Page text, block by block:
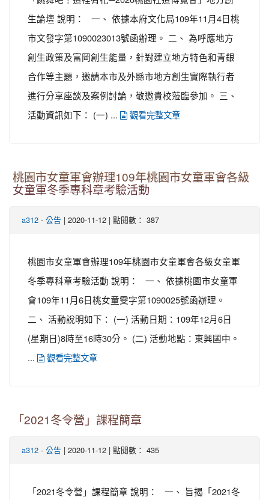
生論壇 說明： 一、 依據本府文化局109年11月4日桃
市文發字第1090023013號函辦理。 二、 為呼應地方
創生政策及富岡創生能量，針對建立地方特色和青銀
合作等主題，邀請本市及外縣市地方創生實際執行者
進行分享座談及案例討論，敬邀貴校蒞臨參加。 三、
活動資訊如下： (一) ...
觀看完整文章
桃園市女童軍會辦理109年桃園市女童軍會各級
女童軍冬季專科章考驗活動
a312 - 公告 | 2020-11-12 | 點閱數： 387
桃園市女童軍會辦理109年桃園市女童軍會各級女童軍
冬季專科章考驗活動 說明： 一、 依據桃園市女童軍
會109年11月6日桃女童雯字第1090025號函辦理。
二、 活動說明如下： (一) 活動日期：109年12月6日
(星期日)8時至16時30分。 (二) 活動地點：東興國中。
...
觀看完整文章
「2021冬令營」課程簡章
a312 - 公告 | 2020-11-12 | 點閱數： 435
「2021冬令營」課程簡章 說明： 一、 旨揭「2021冬